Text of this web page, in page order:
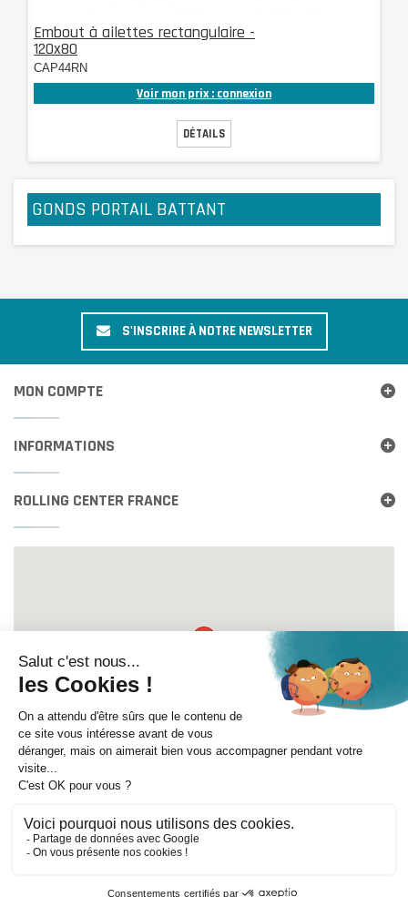
Embout à ailettes rectangulaire -
120x80
CAP44RN
Voir mon prix : connexion
DÉTAILS
GONDS PORTAIL BATTANT
S'INSCRIRE À NOTRE NEWSLETTER
MON COMPTE
INFORMATIONS
ROLLING CENTER FRANCE
Mentions légales